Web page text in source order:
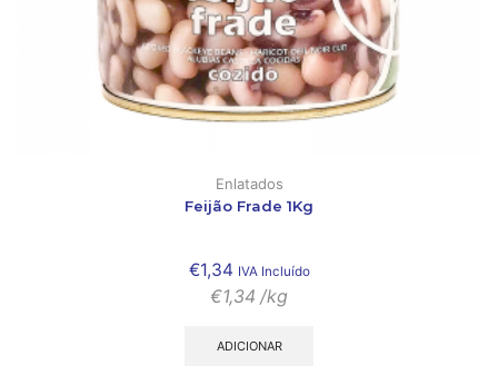
Enlatados
Feijão Frade 1Kg
€1,34 IVA Incluído
€1,34 /kg
ADICIONAR